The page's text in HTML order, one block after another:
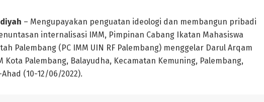
– Mengupayakan penguatan ideologi dan membangun pribadi
internalisasi IMM, Pimpinan Cabang Ikatan Mahasiswa
Palembang (PC IMM UIN RF Palembang) menggelar Darul Arqam
Kota Palembang, Balayudha, Kecamatan Kemuning, Palembang,
(10-12/06/2022).